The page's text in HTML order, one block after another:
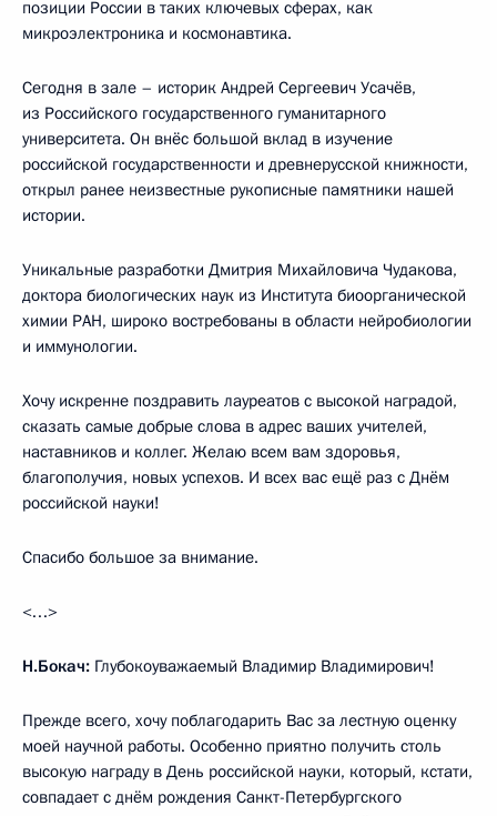
позиции России в таких ключевых сферах, как
микроэлектроника и космонавтика.
Сегодня в зале – историк Андрей Сергеевич Усачёв,
из Российского государственного гуманитарного
университета. Он внёс большой вклад в изучение
российской государственности и древнерусской книжности,
открыл ранее неизвестные рукописные памятники нашей
истории.
Уникальные разработки Дмитрия Михайловича Чудакова,
доктора биологических наук из Института биоорганической
химии РАН, широко востребованы в области нейробиологии
и иммунологии.
Хочу искренне поздравить лауреатов с высокой наградой,
сказать самые добрые слова в адрес ваших учителей,
наставников и коллег. Желаю всем вам здоровья,
благополучия, новых успехов. И всех вас ещё раз с Днём
российской науки!
Спасибо большое за внимание.
<…>
Н.Бокач: Глубокоуважаемый Владимир Владимирович!
Прежде всего, хочу поблагодарить Вас за лестную оценку
моей научной работы. Особенно приятно получить столь
высокую награду в День российской науки, который, кстати,
совпадает с днём рождения Санкт-Петербургского